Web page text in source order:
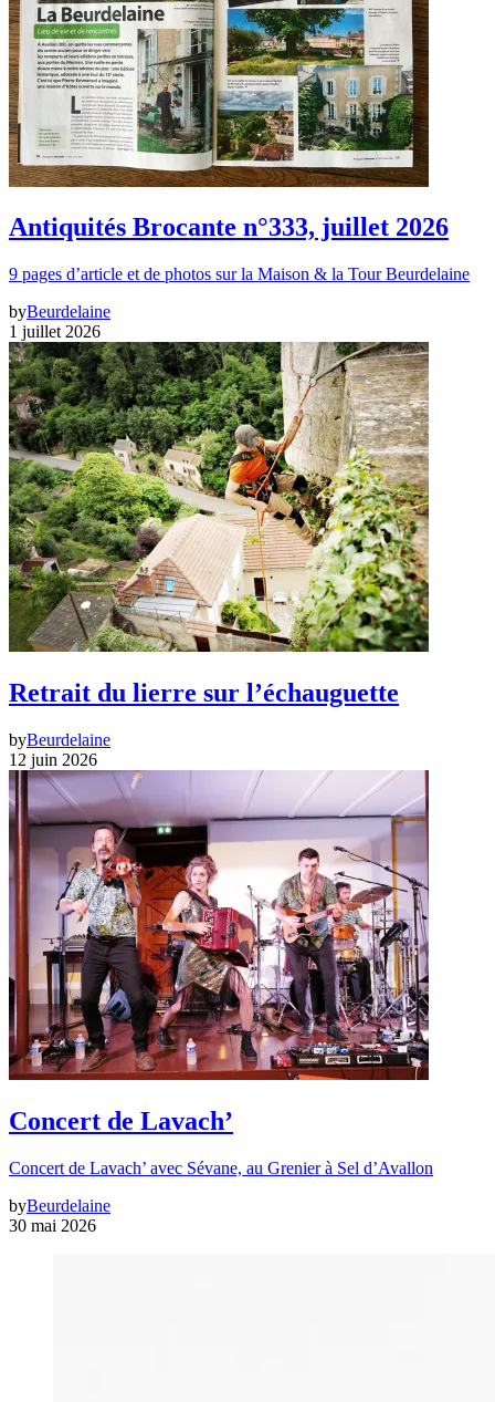
Antiquités Brocante n°333, juillet 2026
9 pages d’article et de photos sur la Maison & la Tour Beurdelaine
byBeurdelaine
1 juillet 2026
Retrait du lierre sur l’échauguette
byBeurdelaine
12 juin 2026
Concert de Lavach’
Concert de Lavach’ avec Sévane, au Grenier à Sel d’Avallon
byBeurdelaine
30 mai 2026